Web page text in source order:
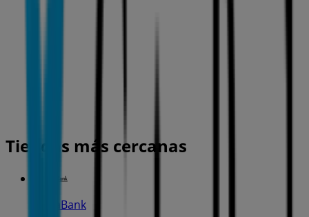
Tiendas más cercanas
CaixaBank